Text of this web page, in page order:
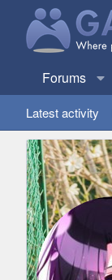
Forums
Latest activity